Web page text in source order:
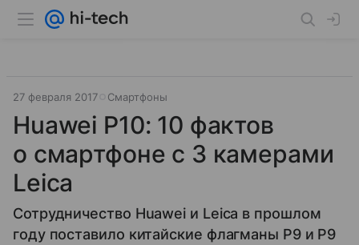
27 февраля 2017 Смартфоны
Huawei P10: 10 фактов
о смартфоне с 3 камерами
Leica
Сотрудничество Huawei и Leica в прошлом
году поставило китайские флагманы P9 и P9